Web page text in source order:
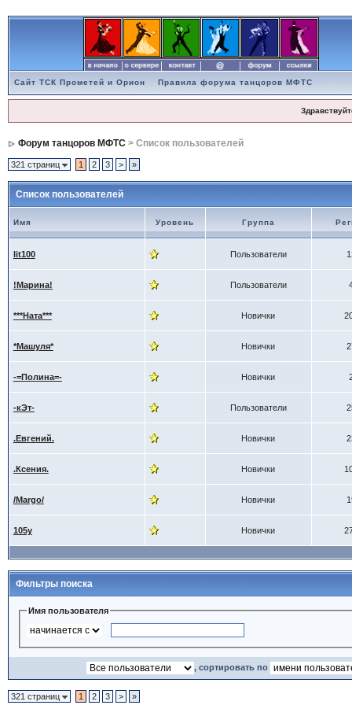
Сайт ТСК Прометей и Орион Правила форума танцоров МФТС
Форум танцоров МФТС> Список пользователей
321 страниц 1 2 3 > »
Список пользователей
Имя Уровень Группа
lit100 Пользователи
!Марина! Пользователи
***Ната*** Новички
*Машуля* Новички
-=Полина=- Новички
-кЭт- Пользователи
.Евгений. Новички
.Ксения. Новички
/Margo/ Новички
105y Новички
Фильтры поиска
Имя пользователя
, сортировать по
321 страниц 1 2 3 > »